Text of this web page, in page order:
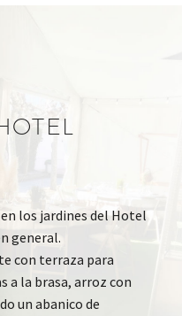
los jardines del Hotel
general.
con terraza para
a la brasa, arroz con
un abanico de